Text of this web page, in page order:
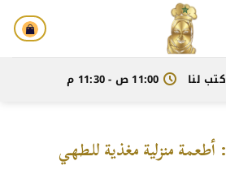
لنا 11:00 ص - 11:30 م
أطعمة منزلية مغذية للطهي